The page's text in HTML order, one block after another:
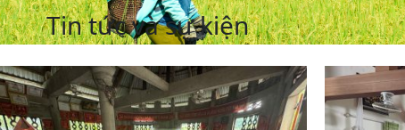
Tin tức và sự kiện